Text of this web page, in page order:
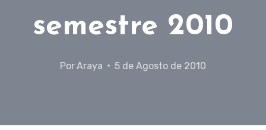
semestre 2010
PorAraya 5 de Agosto de 2010